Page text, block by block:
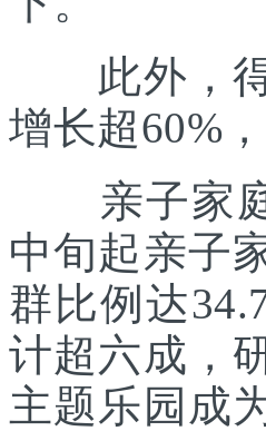
此外，得
增长超60%
亲子家庭
中旬起亲子
群比例达
计超六成，
主题乐园成